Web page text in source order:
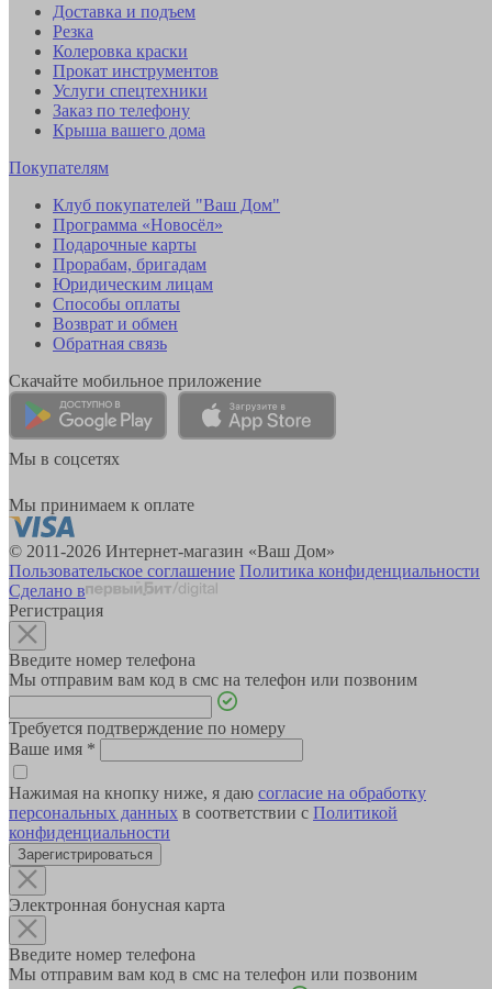
Доставка и подъем
Резка
Колеровка краски
Прокат инструментов
Услуги спецтехники
Заказ по телефону
Крыша вашего дома
Покупателям
Клуб покупателей "Ваш Дом"
Программа «Новосёл»
Подарочные карты
Прорабам, бригадам
Юридическим лицам
Способы оплаты
Возврат и обмен
Обратная связь
Скачайте мобильное приложение
Мы в соцсетях
Мы принимаем к оплате
© 2011-2026 Интернет-магазин «Ваш Дом»
Пользовательское соглашение Политика конфиденциальности
Сделано в
Регистрация
Введите номер телефона
Мы отправим вам код в смс на телефон или позвоним
Требуется подтверждение по номеру
Ваше имя *
Нажимая на кнопку ниже, я даю согласие на обработку
персональных данных в соответствии с Политикой
конфиденциальности
Зарегистрироваться
Электронная бонусная карта
Введите номер телефона
Мы отправим вам код в смс на телефон или позвоним